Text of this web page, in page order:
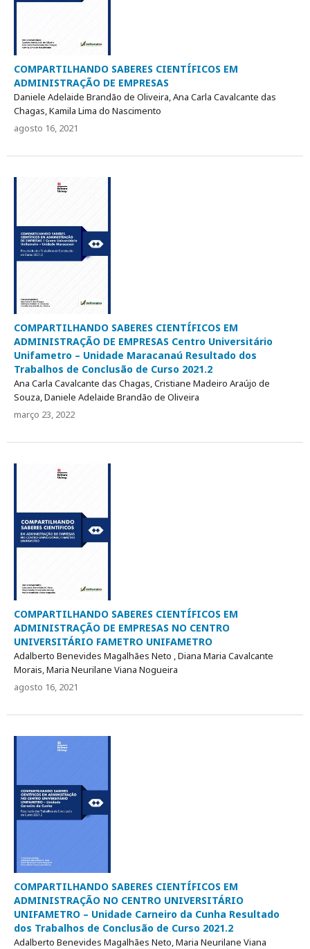
COMPARTILHANDO SABERES CIENTÍFICOS EM
ADMINISTRAÇÃO DE EMPRESAS
Daniele Adelaide Brandão de Oliveira, Ana Carla Cavalcante das
Chagas, Kamila Lima do Nascimento
agosto 16, 2021
COMPARTILHANDO SABERES CIENTÍFICOS EM
ADMINISTRAÇÃO DE EMPRESAS Centro Universitário
Unifametro – Unidade Maracanaú Resultado dos
Trabalhos de Conclusão de Curso 2021.2
Ana Carla Cavalcante das Chagas, Cristiane Madeiro Araújo de
Souza, Daniele Adelaide Brandão de Oliveira
março 23, 2022
COMPARTILHANDO SABERES CIENTÍFICOS EM
ADMINISTRAÇÃO DE EMPRESAS NO CENTRO
UNIVERSITÁRIO FAMETRO UNIFAMETRO
Adalberto Benevides Magalhães Neto , Diana Maria Cavalcante
Morais, Maria Neurilane Viana Nogueira
agosto 16, 2021
COMPARTILHANDO SABERES CIENTÍFICOS EM
ADMINISTRAÇÃO NO CENTRO UNIVERSITÁRIO
UNIFAMETRO – Unidade Carneiro da Cunha Resultado
dos Trabalhos de Conclusão de Curso 2021.2
Adalberto Benevides Magalhães Neto, Maria Neurilane Viana